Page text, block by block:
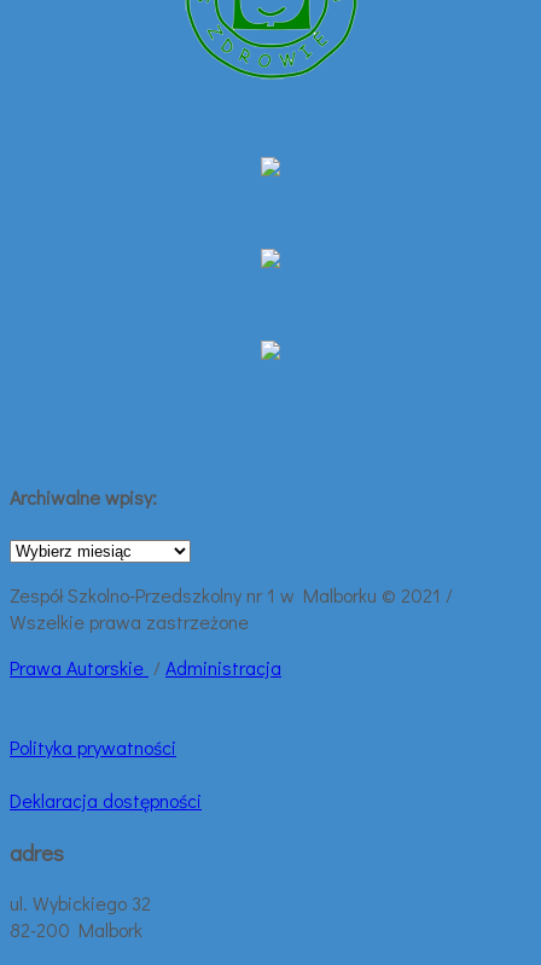
Archiwalne wpisy:
Archiwalne
Zespół Szkolno-Przedszkolny nr 1 w Malborku © 2021 /
Wszelkie prawa zastrzeżone
Prawa Autorskie /Administracja
Polityka prywatności
Deklaracja dostępności
adres
ul. Wybickiego 32
82-200 Malbork